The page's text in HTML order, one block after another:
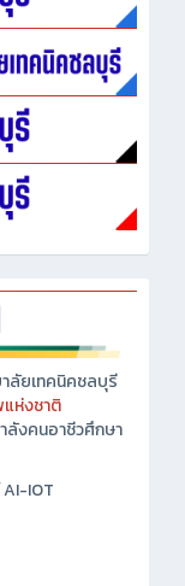
ยเทคนิคชลบุรี
ห่งชาติ
งคนอาชีวศึกษา
IOT